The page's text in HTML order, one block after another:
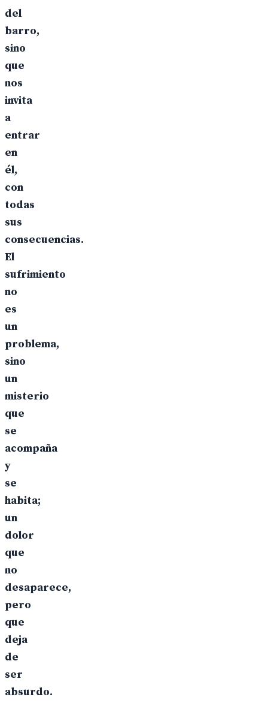
del
barro,
sino
que
nos
invita
a
entrar
en
él,
con
todas
sus
consecuencias.
El
sufrimiento
no
es
un
problema,
sino
un
misterio
que
se
acompaña
y
se
habita;
un
dolor
que
no
desaparece,
pero
que
deja
de
ser
absurdo.